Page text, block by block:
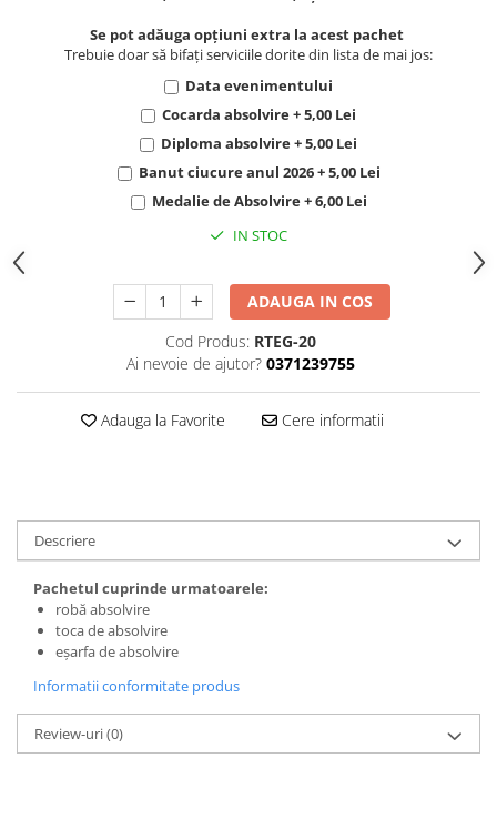
Se pot adăuga opțiuni extra la acest pachet
Trebuie doar să bifați serviciile dorite din lista de mai jos:
Data evenimentului
Cocarda absolvire + 5,00 Lei
Diploma absolvire + 5,00 Lei
Banut ciucure anul 2026 + 5,00 Lei
Medalie de Absolvire + 6,00 Lei
IN STOC
ADAUGA IN COS
Cod Produs: RTEG-20
Ai nevoie de ajutor? 0371239755
Adauga la Favorite Cere informatii
Descriere
Pachetul cuprinde urmatoarele:
robă absolvire
toca de absolvire
eșarfa de absolvire
Informatii conformitate produs
Review-uri(0)